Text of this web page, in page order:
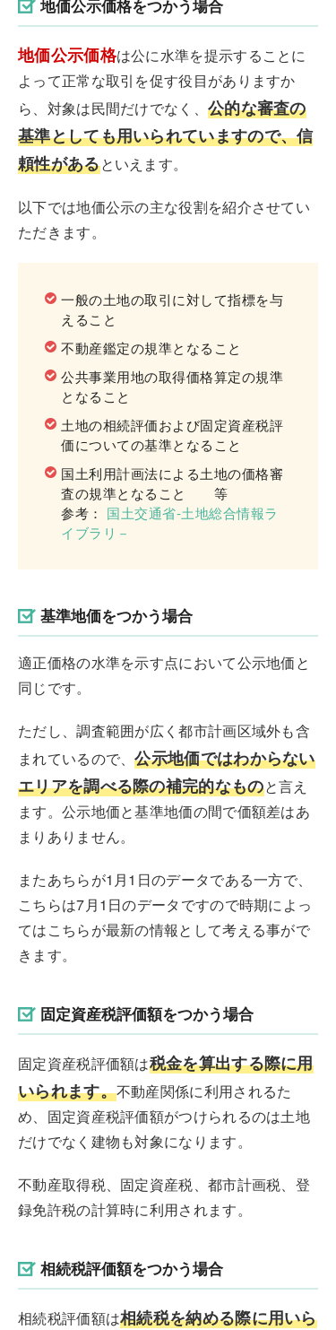
地価公示価格をつかう場合
地価公示価格は公に水準を提示することに
よって正常な取引を促す役目がありますか
ら、対象は民間だけでなく、 公的な審査の
基準としても用いられていますので、信
頼性があるといえます。
以下では地価公示の主な役割を紹介させてい
ただきます。
一般の土地の取引に対して指標を与
えること
不動産鑑定の規準となること
公共事業用地の取得価格算定の規準
となること
土地の相続評価および固定資産税評
価についての基準となること
国土利用計画法による土地の価格審
査の規準となること 等
参考： 国土交通省-土地総合情報ラ
イブラリ－
基準地価をつかう場合
適正価格の水準を示す点において公示地価と
同じです。
ただし、調査範囲が広く都市計画区域外も含
まれているので、公示地価ではわからない
エリアを調べる際の補完的なものと言え
ます。公示地価と基準地価の間で価額差はあ
まりありません。
またあちらが1月1日のデータである一方で、
こちらは7月1日のデータですので時期によっ
てはこちらが最新の情報として考える事がで
きます。
固定資産税評価額をつかう場合
固定資産税評価額は税金を算出する際に用
いられます。不動産関係に利用されるた
め、固定資産税評価額がつけられるのは土地
だけでなく建物も対象になります。
不動産取得税、固定資産税、都市計画税、登
録免許税の計算時に利用されます。
相続税評価額をつかう場合
相続税評価額は相続税を納める際に用いら